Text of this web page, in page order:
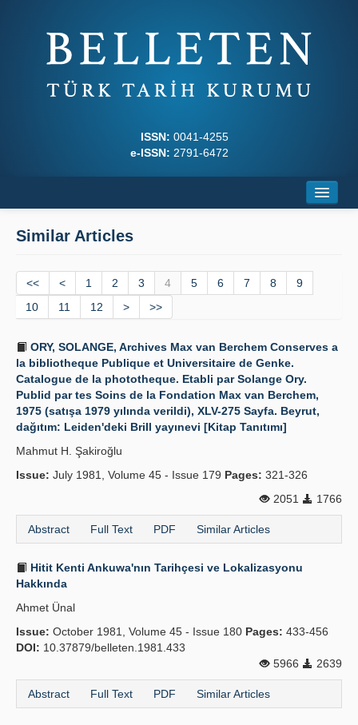
ISSN: 0041-4255
e-ISSN: 2791-6472
Journal Boards
Writing Rules
Principles
Publication Policies
Guidelines
Similar Articles
<< < 1 2 3 4 5 6 7 8
9
10
11 12 > >>
ORY, SOLANGE, Archives Max van Berchem Conserves a
la bibliotheque Publique et Universitaire de Genke.
Catalogue de la phototheque. Etabli par Solange Ory.
Publid par tes Soins de la Fondation Max van Berchem,
1975 (satışa 1979 yılında verildi), XLV-275 Sayfa. Beyrut,
dağıtım: Leiden'deki Brill yayınevi [Kitap Tanıtımı]
Mahmut H. Şakiroğlu
Issue: July 1981, Volume 45 - Issue 179 Pages: 321-326
2051
1766
Abstract Full Text PDF Similar Articles
Hitit Kenti Ankuwa'nın Tarihçesi ve Lokalizasyonu
Hakkında
Ahmet Ünal
Issue: October 1981, Volume 45 - Issue 180 Pages: 433-456
DOI: 10.37879/belleten.1981.433
5966
2639
Abstract Full Text PDF Similar Articles